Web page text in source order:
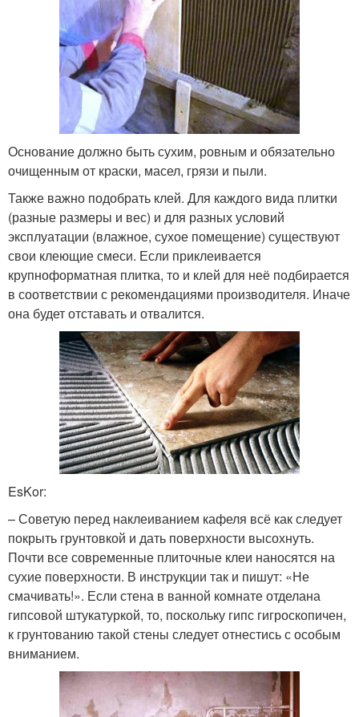
Основание должно быть сухим, ровным и обязательно
очищенным от краски, масел, грязи и пыли.
Также важно подобрать клей. Для каждого вида плитки
(разные размеры и вес) и для разных условий
эксплуатации (влажное, сухое помещение) существуют
свои клеющие смеси. Если приклеивается
крупноформатная плитка, то и клей для неё подбирается
в соответствии с рекомендациями производителя. Иначе
она будет отставать и отвалится.
EsKor:
– Советую перед наклеиванием кафеля всё как следует
покрыть грунтовкой и дать поверхности высохнуть.
Почти все современные плиточные клеи наносятся на
сухие поверхности. В инструкции так и пишут: «Не
смачивать!». Если стена в ванной комнате отделана
гипсовой штукатуркой, то, поскольку гипс гигроскопичен,
к грунтованию такой стены следует отнестись с особым
вниманием.